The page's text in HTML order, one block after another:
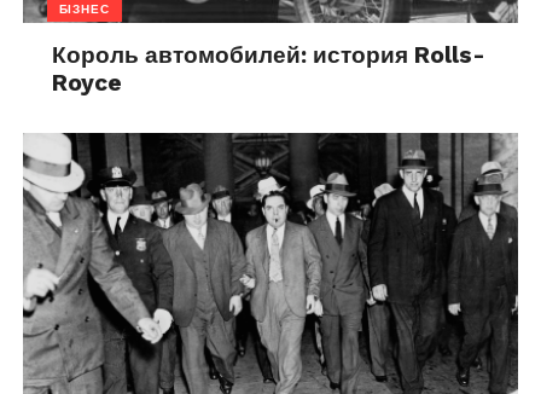
БІЗНЕС
Король автомобилей: история Rolls-
Royce